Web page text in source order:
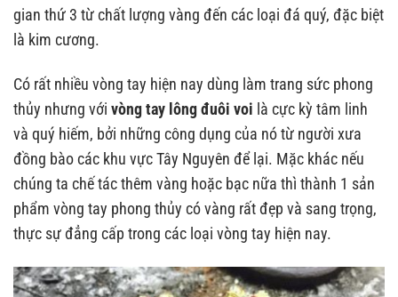
gian thứ 3 từ chất lượng vàng đến các loại đá quý, đặc biệt
là kim cương.
Có rất nhiều vòng tay hiện nay dùng làm trang sức phong
thủy nhưng với vòng tay lông đuôi voi là cực kỳ tâm linh
và quý hiếm, bởi những công dụng của nó từ người xưa
đồng bào các khu vực Tây Nguyên để lại. Mặc khác nếu
chúng ta chế tác thêm vàng hoặc bạc nữa thì thành 1 sản
phẩm vòng tay phong thủy có vàng rất đẹp và sang trọng,
thực sự đẳng cấp trong các loại vòng tay hiện nay.